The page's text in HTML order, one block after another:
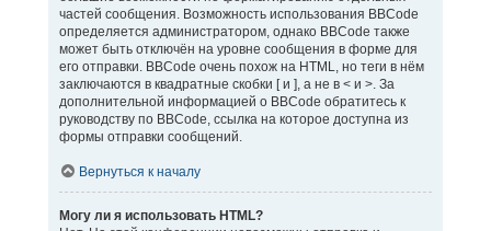
частей сообщения. Возможность использования BBCode
определяется администратором, однако BBCode также
может быть отключён на уровне сообщения в форме для
его отправки. BBCode очень похож на HTML, но теги в нём
заключаются в квадратные скобки [ и ], а не в < и >. За
дополнительной информацией о BBCode обратитесь к
руководству по BBCode, ссылка на которое доступна из
формы отправки сообщений.
Вернуться к началу
Могу ли я использовать HTML?